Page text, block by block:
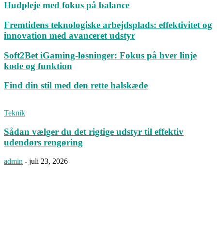
Hudpleje med fokus på balance
Fremtidens teknologiske arbejdsplads: effektivitet og
innovation med avanceret udstyr
Soft2Bet iGaming-løsninger: Fokus på hver linje
kode og funktion
Find din stil med den rette halskæde
Teknik
Sådan vælger du det rigtige udstyr til effektiv
udendørs rengøring
admin - juli 23, 2026